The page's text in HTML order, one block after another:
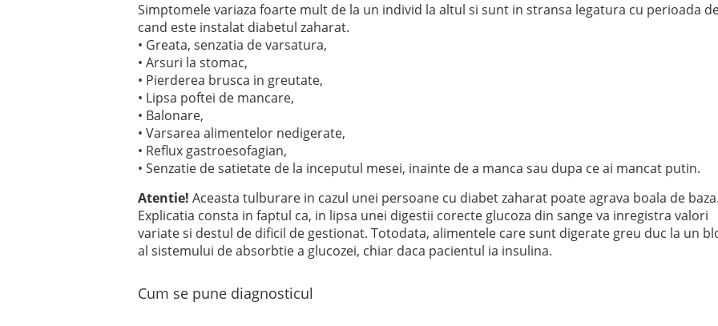
Simptomele variaza foarte mult de la un individ la altul si sunt in stransa legatura cu perioada
cand este instalat diabetul zaharat.
• Greata, senzatia de varsatura,
• Arsuri la stomac,
• Pierderea brusca in greutate,
• Lipsa poftei de mancare,
• Balonare,
• Varsarea alimentelor nedigerate,
• Reflux gastroesofagian,
• Senzatie de satietate de la inceputul mesei, inainte de a manca sau dupa ce ai mancat putin.
Atentie! Aceasta tulburare in cazul unei persoane cu diabet zaharat poate agrava boala de baza.
Explicatia consta in faptul ca, in lipsa unei digestii corecte glucoza din sange va inregistra valori
variate si destul de dificil de gestionat. Totodata, alimentele care sunt digerate greu duc la un
al sistemului de absorbtie a glucozei, chiar daca pacientul ia insulina.
Cum se pune diagnosticul